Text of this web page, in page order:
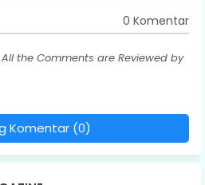
0 Komentar
the Comments are Reviewed by
Komentar (0)